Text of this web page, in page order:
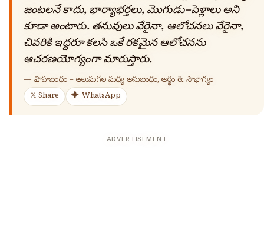
జంటలనే కాదు, భార్యాభర్తలు, మొగుడు–పెళ్లాలు అని
కూడా అంటారు. తనువులు వేరైనా, ఆలోచనలు వేరైనా,
చివరికి ఇద్దరూ కలసి ఒకే రకమైన ఆలోచనను
ఆచరణయోగ్యంగా మారుస్తారు.
—వివాహబంధం – ఆలుమగల మధ్య అనుబంధం, అర్థం & సౌభాగ్యం
𝕏 Share ✦ WhatsApp
ADVERTISEMENT